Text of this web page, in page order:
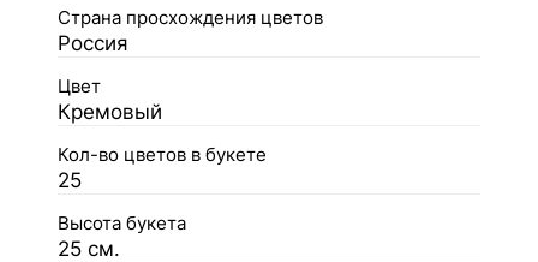
Страна просхождения цветов
Россия
Цвет
Кремовый
Кол-во цветов в букете
25
Высота букета
25 см.